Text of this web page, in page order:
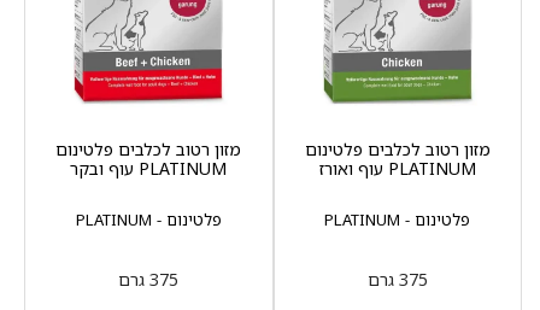
פלטינום - PLATINUM
מזון רטוב לכלבים פלטינום
PLATINUM עוף ואורז
375 גרם
פלטינום - PLATINUM
מזון רטוב לכלבים פלטינום
PLATINUM עוף ובקר
375 גרם